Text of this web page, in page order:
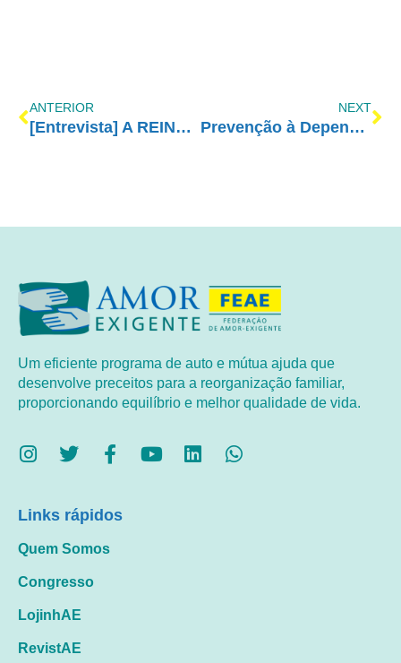
ANTERIOR
[Entrevista] A REINSERÇÃO SOCIAL DO DEPENDENTE QUÍMICO EM RECUPERAÇÃO
NEXT
Prevenção à Dependência Química, Como é?
Um eficiente programa de auto e mútua ajuda que
desenvolve preceitos para a reorganização familiar,
proporcionando equilíbrio e melhor qualidade de vida.
Links rápidos
Quem Somos
Congresso
LojinhAE
RevistAE